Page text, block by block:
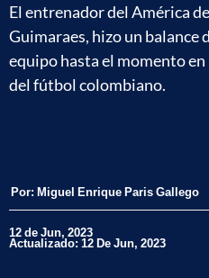
El entrenador del América
Guimaraes, hizo un balance
equipo hasta el momento
del fútbol colombiano.
Por: Miguel Enrique Paris Gallego
12 de Jun, 2023
Actualizado: 12 De Jun, 2023